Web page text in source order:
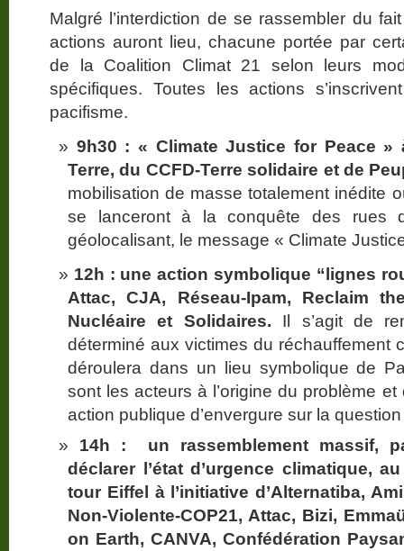
Malgré l’interdiction de se rassembler du
actions auront lieu, chacune portée par
de la Coalition Climat 21 selon leurs
spécifiques. Toutes les actions
pacifisme.
9h30 : « Climate Justice for Peace »
Terre, du CCFD-Terre solidaire et de
mobilisation de masse totalement inédite
se lanceront à la conquête des rues
géolocalisant, le message « Climate
12h : une action symbolique “lignes
Attac, CJA, Réseau-Ipam, Reclaim
Nucléaire et Solidaires. Il s’agit de
déterminé aux victimes du réchauffement
déroulera dans un lieu symbolique de
sont les acteurs à l’origine du problème
action publique d’envergure sur la
14h : un rassemblement massif,
déclarer l’état d’urgence climatique,
tour Eiffel à l’initiative d’Alternatiba,
Non-Violente-COP21, Attac, Bizi,
on Earth, CANVA, Confédération